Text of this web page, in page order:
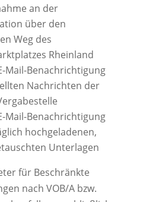
an der
über den
Weg des
Rheinland
Mail-Benachrichtigung
Nachrichten der
Mail-Benachrichtigung
hochgeladenen,
Unterlagen
für Beschränkte
nach VOB/A bzw.